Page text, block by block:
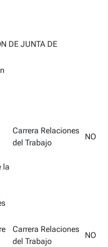
DE JUNTA DE
la
Carrera Relaciones
del Trabajo
NO
Carrera Relaciones
del Trabajo
NO